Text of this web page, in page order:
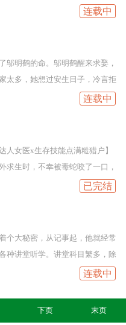
卑劣事王元贞救顾聿昭一命，不
对看着破碎感十足、凄美温润郎
x如玉君子但枭雄』『沉迷基建
天下√.民风奔放，女子二嫁仍抢
争又抢，非大女主√.全文道德感
文案废，书名废，女主视角长篇
穿插在权谋剧情里，五万字后 王
可躺平。坏消息：王氏乃“三姓家
王元贞出生时体弱，道士批命有早
在道观里。如今谶言已破，被欢
王元贞沉迷她的‘基建游戏\\’，她
了，她却不是个好被拿捏的。王
绝佳的夫婿，不想大婚之日入错
色，却不想将错就错。顾聿昭好
连载中
邬明鹤的命。邬明鹤醒来求娶，
太多，她想过安生日子，冷言拒
怕男人惦记她美貌以权压人，骂
孟家出事，未婚夫撇清关系，她
的玉佩求上邬家：“我答应你的求
高坐上位，慢条斯理：“我记
君年岁相当。”孟清漪知他记着
：“我挟恩图报，你认是不
心软接过玉佩：“认。” 确实是
子年岁尚小，骂他几句又何
漪发现母亲说得极对。老男人
满意！ 孟母看着女儿愈发娇
连载中
人女医x生存技能点满糙猎户】
求生时，不幸被毒蛇咬了一口，
空朝代，成为当地的一位名医之
家人被害，原身被逼得跳崖。
僻山村的小院，推开门时却傻了
完美演绎何为“家徒四壁”。 好
身又有扎实的中医功底，两者结
下山行医，渐渐有了些名气。
时代，女医饱受非议。起
直到宋茜茸医治的病人越来越
已完结
个大秘密，从记事起，他就经常
种讲堂听学。讲堂科目繁多，除
发展的衍生节目。譬如自然大百
连载中
下页 末页